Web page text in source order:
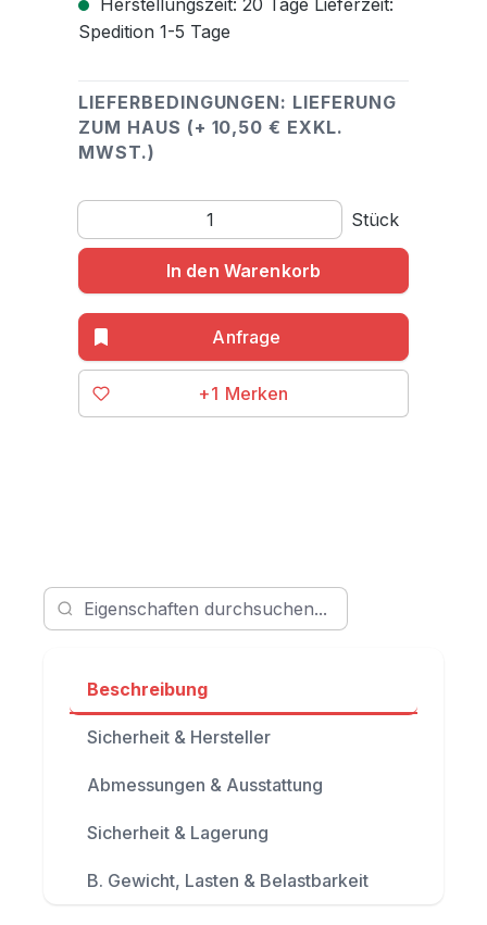
Herstellungszeit: 20 Tage Lieferzeit:
Spedition 1-5 Tage
LIEFERBEDINGUNGEN: LIEFERUNG
ZUM HAUS (+ 10,50 € EXKL.
MWST.)
Produkt Anzahl: Gib den gewünschten Wert ein
Stück
In den Warenkorb
+1
Beschreibung
Sicherheit & Hersteller
Abmessungen & Ausstattung
Sicherheit & Lagerung
B. Gewicht, Lasten & Belastbarkeit